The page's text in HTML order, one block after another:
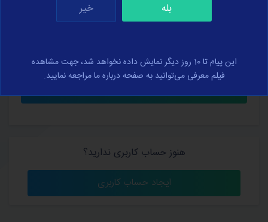
کلمه عبور خود را فراموش کرده‌اید؟
هنوز حساب کاربری ندارید؟
ایجاد حساب کاربری
بله خیر
این پیام تا 10 روز دیگر نمایش داده نخواهد شد، جهت مشاهده
فیلم معرفی می‌توانید به صفحه درباره ما مراجعه نمایید.